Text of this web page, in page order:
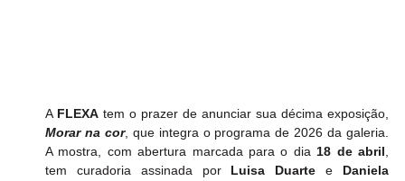
A FLEXA
Morar na cor, que integra o programa de 2026 da galeria.
A mostra, com abertura marcada para o dia 18 de abril,
tem curadoria assinada por Luisa Duarte e Daniela